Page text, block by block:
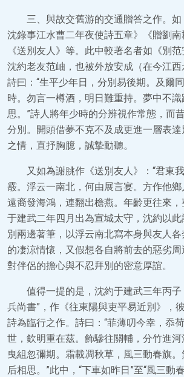
三、與故交舊游的交通贈答之作。
沈錄事江水曹二年夜使詩五章》《贈劉南
《送別友人》等。此中較著名者如《別
沈約老友范岫，也被外放安成（在今江
詩曰：“生平少年日，分別易後期。及爾
時。勿言一樽酒，明日難重持。夢中不
思。”詩人將年少時的分辨視作常態，而
分別。開頭借夢不克不及成更進一層表
之情，直抒胸臆，誠摯動聽。
又如為謝朓作《送別友人》：“君東
霰。浮云一南北，何由展言宴。方作他鄉
遠裔發海鴻，連翻出檐燕。年齡更往來
于建武二年四月出為宣城太守，沈約以
別兩邊著筆，以浮云南北寫本身與友人
的凄涼情懷，又假想各自將前去的惡劣
對伴侶的擔心與不忍拜別的密意厚誼。
值得一提的是，沈約于建武三年丙子
兵尚書”，作《往東陽與吏平易近別》，
詩為臨行之作。詩曰：“菲薄叨今幸，忝
世，欽明重在茲。飾驂往關輔，分竹進河
曳組忽彌期。霜載凋秋草，風三動春旗
后相思。”此中，“下車如昨日”至“風三動